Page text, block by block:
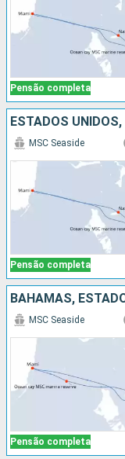
Pensão completa
ESTADOS
Pensão completa
MSC Seaside
BAHAMAS,
Pensão completa
MSC Seaside